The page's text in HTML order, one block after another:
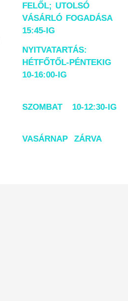
FELŐL; UTOLSÓ
VÁSÁRLÓ FOGADÁSA
15:45-IG
NYITVATARTÁS:
HÉTFŐTŐL-PÉNTEKIG
10-16:00-IG
SZOMBAT 10-12:30-IG
VASÁRNAP ZÁRVA